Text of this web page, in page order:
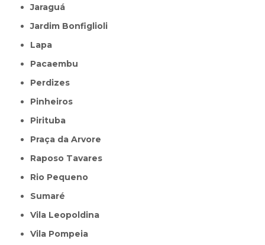
Jaraguá
Jardim Bonfiglioli
Lapa
Pacaembu
Perdizes
Pinheiros
Pirituba
Praça da Arvore
Raposo Tavares
Rio Pequeno
Sumaré
Vila Leopoldina
Vila Pompeia